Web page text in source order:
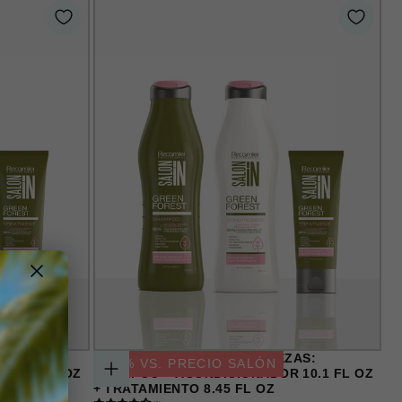
33.8 FL OZ
AGREGAR
AL
GREEN FOREST SET DE 3 PIEZAS:
SHAMPOO + ACONDICIONADOR 10.1 FL OZ
+ TRATAMIENTO 8.45 FL OZ
29 % VS. PRECIO SALÓN